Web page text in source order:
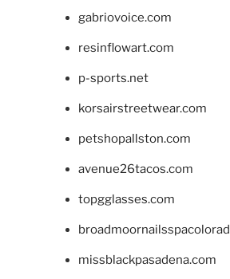
gabriovoice.com
resinflowart.com
p-sports.net
korsairstreetwear.com
petshopallston.com
avenue26tacos.com
topgglasses.com
missblackpasadena.com